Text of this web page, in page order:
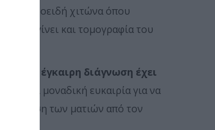
χιτώνα όπου
να γίνει και τομογραφία του
και η έγκαιρη διάγνωση έχει
είναι μοναδική ευκαιρία για να
εξέταση των ματιών από τον